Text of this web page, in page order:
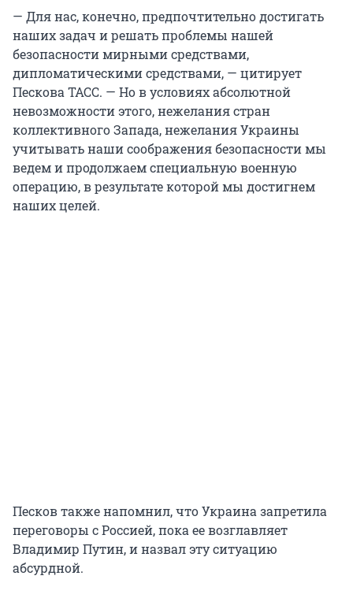
— Для нас, конечно, предпочтительно достигать
наших задач и решать проблемы нашей
безопасности мирными средствами,
дипломатическими средствами, — цитирует
Пескова ТАСС. — Но в условиях абсолютной
невозможности этого, нежелания стран
коллективного Запада, нежелания Украины
учитывать наши соображения безопасности мы
ведем и продолжаем специальную военную
операцию, в результате которой мы достигнем
наших целей.
Песков также напомнил, что Украина запретила
переговоры с Россией, пока ее возглавляет
Владимир Путин, и назвал эту ситуацию
абсурдной.